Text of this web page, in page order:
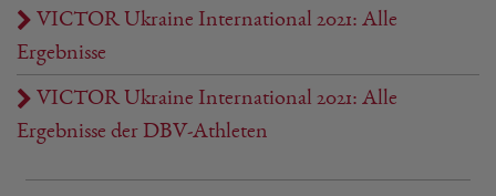
VICTOR Ukraine International 2021: Alle
Ergebnisse
VICTOR Ukraine International 2021: Alle
Ergebnisse der DBV-Athleten